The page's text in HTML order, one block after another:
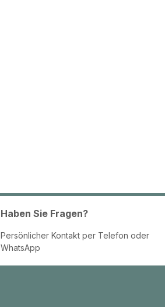
Haben Sie Fragen?
Persönlicher Kontakt per Telefon oder
WhatsApp